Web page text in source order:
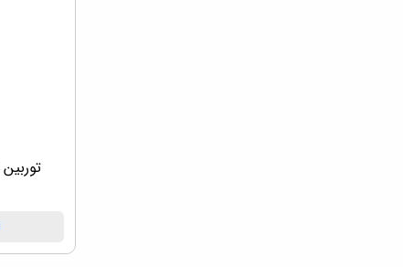
توربین 45 درجه گلدنت Goldent